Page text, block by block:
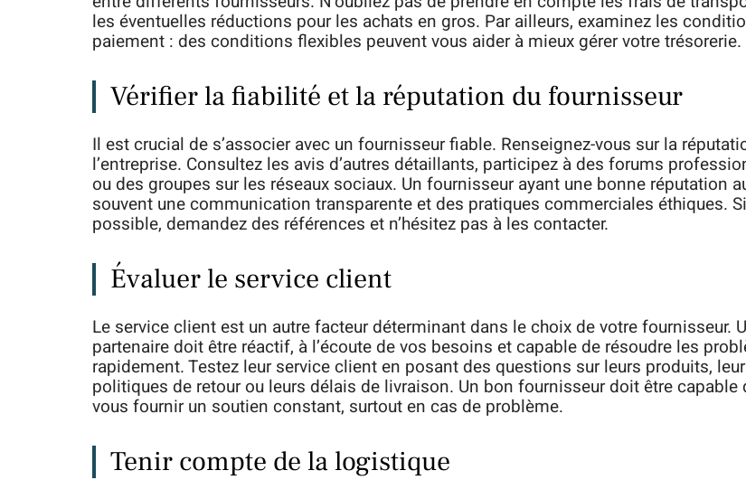
les éventuelles réductions pour les achats en gros. Par ailleurs, examinez les
paiement : des conditions flexibles peuvent vous aider à mieux gérer votre trésorerie.
Vérifier la fiabilité et la réputation du fournisseur
Il est crucial de s’associer avec un fournisseur fiable. Renseignez-vous sur la
l’entreprise. Consultez les avis d’autres détaillants, participez à des forums
ou des groupes sur les réseaux sociaux. Un fournisseur ayant une bonne réputation
souvent une communication transparente et des pratiques commerciales éthiques. Si
possible, demandez des références et n’hésitez pas à les contacter.
Évaluer le service client
Le service client est un autre facteur déterminant dans le choix de votre fournisseur.
partenaire doit être réactif, à l’écoute de vos besoins et capable de résoudre les
rapidement. Testez leur service client en posant des questions sur leurs produits,
politiques de retour ou leurs délais de livraison. Un bon fournisseur doit être capable
vous fournir un soutien constant, surtout en cas de problème.
Tenir compte de la logistique